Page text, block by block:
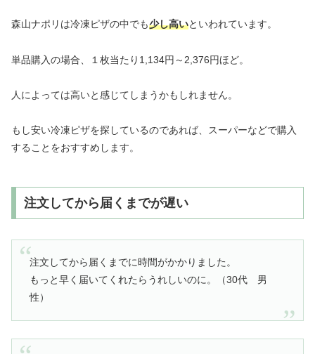
森山ナポリは冷凍ピザの中でも少し高いといわれています。
単品購入の場合、１枚当たり1,134円～2,376円ほど。
人によっては高いと感じてしまうかもしれません。
もし安い冷凍ピザを探しているのであれば、スーパーなどで購入
することをおすすめします。
注文してから届くまでが遅い
注文してから届くまでに時間がかかりました。
もっと早く届いてくれたらうれしいのに。（30代 男
性）